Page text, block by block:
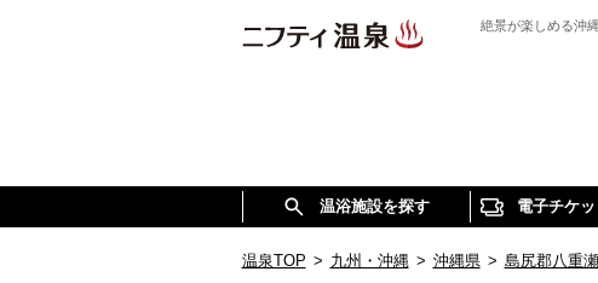
絶景が楽しめる沖
温浴施設を探す 電子チケ
温泉TOP > 九州・沖縄 > 沖縄県 > 島尻郡八重瀬